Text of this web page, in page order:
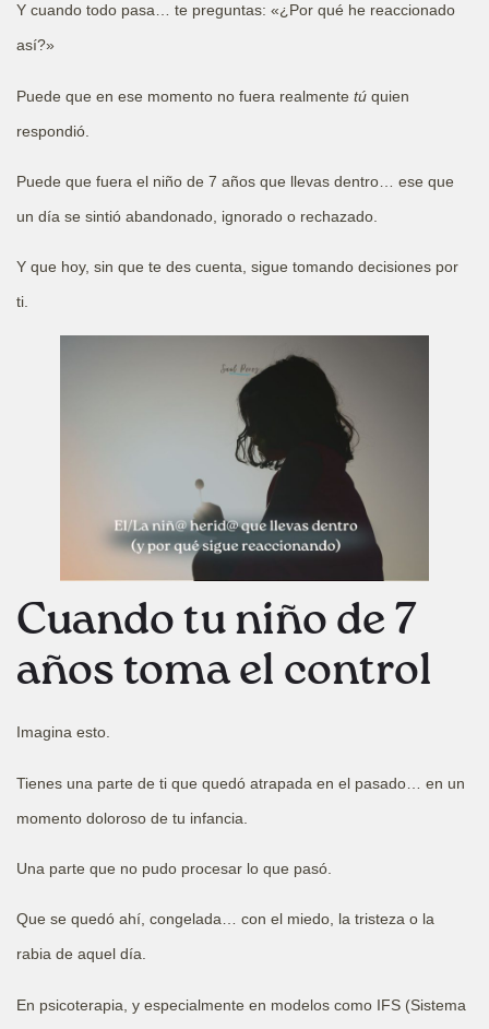
Y cuando todo pasa… te preguntas: «¿Por qué he reaccionado
así?»
Puede que en ese momento no fuera realmente tú quien
respondió.
Puede que fuera el niño de 7 años que llevas dentro… ese que
un día se sintió abandonado, ignorado o rechazado.
Y que hoy, sin que te des cuenta, sigue tomando decisiones por
ti.
Cuando tu niño de 7
años toma el control
Imagina esto.
Tienes una parte de ti que quedó atrapada en el pasado… en un
momento doloroso de tu infancia.
Una parte que no pudo procesar lo que pasó.
Que se quedó ahí, congelada… con el miedo, la tristeza o la
rabia de aquel día.
En psicoterapia, y especialmente en modelos como IFS (Sistema